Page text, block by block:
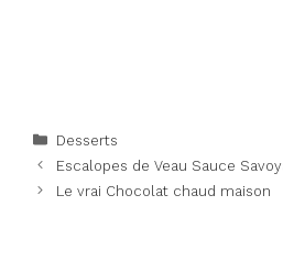
Categories
Desserts
Escalopes de Veau Sauce
Le vrai Chocolat chaud maison